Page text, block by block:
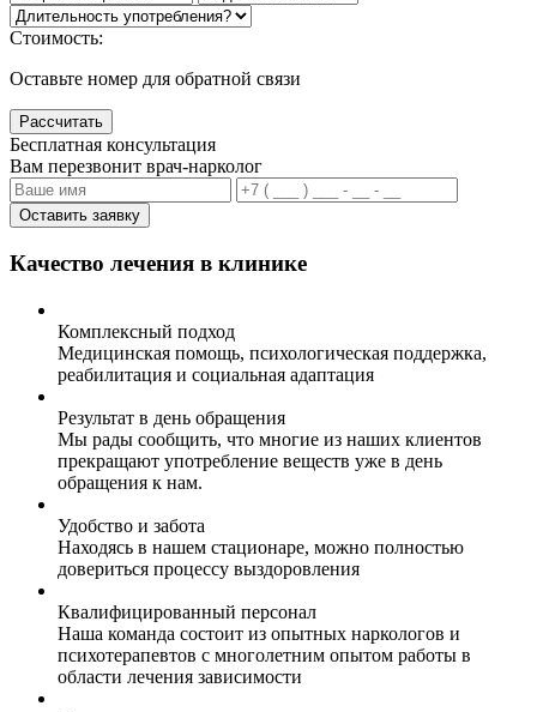
Стоимость:
Оставьте номер для обратной связи
Рассчитать
Бесплатная консультация
Вам перезвонит врач-нарколог
Оставить заявку
Качество лечения в клинике
Комплексный подход
Медицинская помощь, психологическая поддержка,
реабилитация и социальная адаптация
Результат в день обращения
Мы рады сообщить, что многие из наших клиентов
прекращают употребление веществ уже в день
обращения к нам.
Удобство и забота
Находясь в нашем стационаре, можно полностью
довериться процессу выздоровления
Квалифицированный персонал
Наша команда состоит из опытных наркологов и
психотерапевтов с многолетним опытом работы в
области лечения зависимости